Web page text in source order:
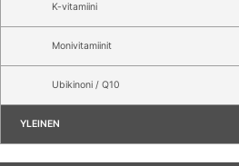
K-vitamiini
Monivitamiinit
Ubikinoni / Q10
YLEINEN